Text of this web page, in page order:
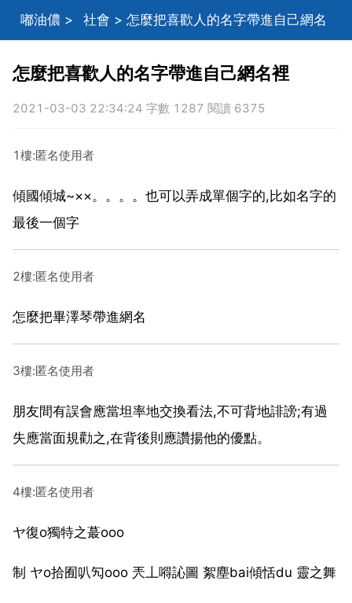
嘟油儂 > 社會 > 怎麼把喜歡人的名字帶進自己網名
怎麼把喜歡人的名字帶進自己網名裡
2021-03-03 22:34:24 字數 1287 閱讀 6375
1樓:匿名使用者
傾國傾城~××。。。。也可以弄成單個字的,比如名字的
最後一個字
2樓:匿名使用者
怎麼把畢澤琴帶進網名
3樓:匿名使用者
朋友間有誤會應當坦率地交換看法,不可背地誹謗;有過
失應當面規勸之,在背後則應讚揚他的優點。
4樓:匿名使用者
ヤ復o獨特之蕞oοο
制 ヤo拾囿叭勼oοο 兲丄嘚訫圖 絮塵bai傾恬du 靈之舞